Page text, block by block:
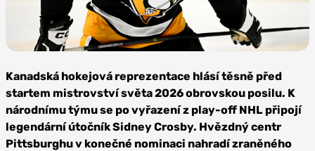
Getty Images
Kanadská hokejová reprezentace hlásí těsně před
startem mistrovství světa 2026 obrovskou posilu. K
národnímu týmu se po vyřazení z play-off NHL připojí
legendární útočník Sidney Crosby. Hvězdný centr
Pittsburghu v konečné nominaci nahradí zraněného